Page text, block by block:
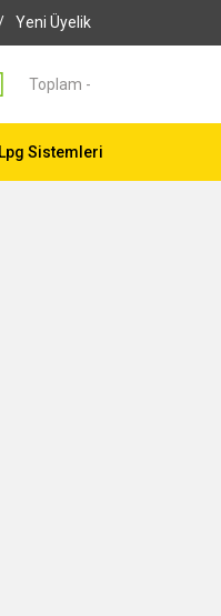
Yeni Üyelik
Toplam -
Sistemleri